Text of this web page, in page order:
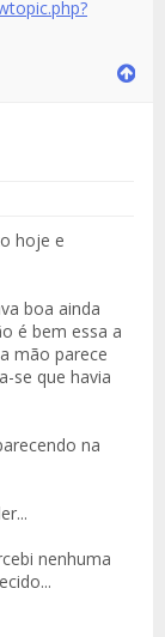
hoje e
boa ainda
é bem essa a
mão parece
se que havia
na
nenhuma